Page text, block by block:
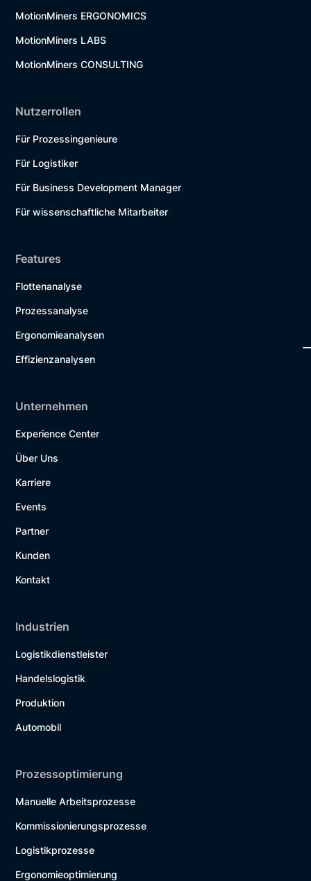
MotionMiners ERGONOMICS
MotionMiners LABS
MotionMiners CONSULTING
Nutzerrollen
Für Prozessingenieure
Für Logistiker
Für Business Development Manager
Für wissenschaftliche Mitarbeiter
Features
Flottenanalyse
Prozessanalyse
Ergonomieanalysen
Effizienzanalysen
Unternehmen
Experience Center
Über Uns
Karriere
Events
Partner
Kunden
Kontakt
Industrien
Logistikdienstleister
Handelslogistik
Produktion
Automobil
Prozessoptimierung
Manuelle Arbeitsprozesse
Kommissionierungsprozesse
Logistikprozesse
Ergonomieoptimierung